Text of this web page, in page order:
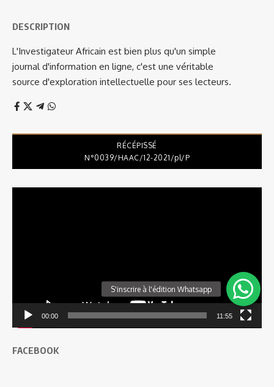
DESCRIPTION
L'Investigateur Africain est bien plus qu'un simple
journal d'information en ligne, c'est une véritable
source d'exploration intellectuelle pour ses lecteurs.
RÉCÉPISSÉ
N°0039/HAAC/12-2021/pl/P
00:00 11:55
FACEBOOK